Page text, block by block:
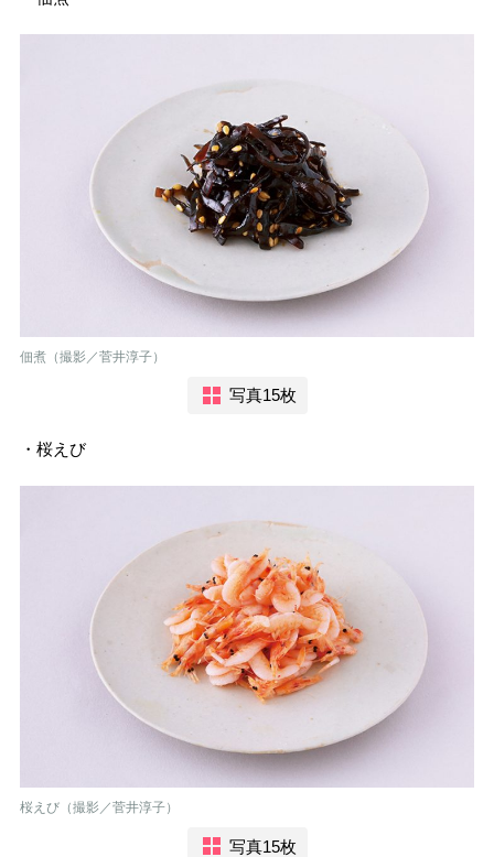
佃煮（撮影／菅井淳子）
写真15枚
・桜えび
桜えび（撮影／菅井淳子）
写真15枚